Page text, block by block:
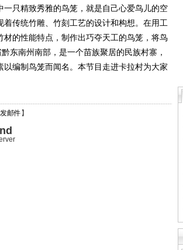
只精致秀雅的鸟笼，就是自己心爱鸟儿的空
传统竹雕、竹刻工艺的设计和构想。在用工
的性能特点，制作出巧夺天工的鸟笼，将鸟
东南州南部，是一个苗族聚居的民族村寨，
编制鸟笼而闻名。本节目走进卡拉村为大家
邮件 】